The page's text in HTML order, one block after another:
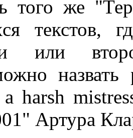
того же
текстов,
или
назвать
harsh
Артура